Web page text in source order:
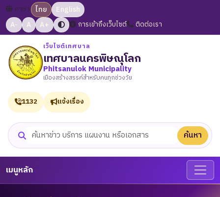
ภาษา: ไทย
English
A-
A A+ การเข้าถึงเว็บไซต์ ติดต่อเรา
เว็บไซต์เทศบาล
เทศบาลนครพิษณุโลก
Phitsanulok Municipality
เมืองสร้างสรรค์สำหรับคนทุกช่วงวัย
ค้นหาเว็บไซต์ ค้นหา
1132 แจ้งเรื่อง
เมนูหลัก